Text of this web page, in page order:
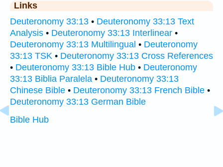
Links
Deuteronomy 33:13 • Deuteronomy 33:13 Text
Analysis • Deuteronomy 33:13 Interlinear •
Deuteronomy 33:13 Multilingual • Deuteronomy
33:13 TSK • Deuteronomy 33:13 Cross References
• Deuteronomy 33:13 Bible Hub • Deuteronomy
33:13 Biblia Paralela • Deuteronomy 33:13
Chinese Bible • Deuteronomy 33:13 French Bible •
Deuteronomy 33:13 German Bible
Bible Hub